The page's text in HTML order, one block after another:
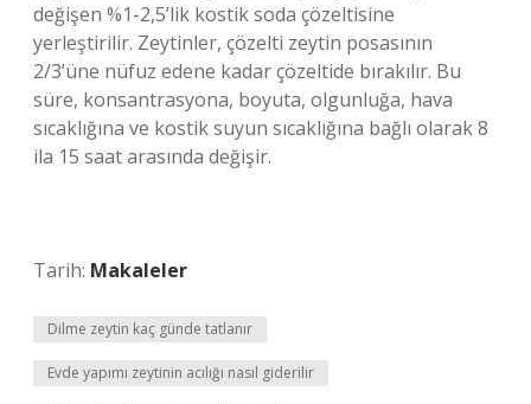
değişen %1-2,5’lik kostik soda çözeltisine
yerleştirilir. Zeytinler, çözelti zeytin posasının
2/3’üne nüfuz edene kadar çözeltide bırakılır. Bu
süre, konsantrasyona, boyuta, olgunluğa, hava
sıcaklığına ve kostik suyun sıcaklığına bağlı olarak 8
ila 15 saat arasında değişir.
Tarih: Makaleler
Dilme zeytin kaç günde tatlanır
Evde yapımı zeytinin acılığı nasıl giderilir